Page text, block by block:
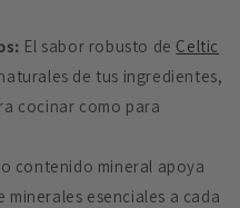
El sabor robusto de Celtic
de tus ingredientes,
cocinar como para
contenido mineral apoya
esenciales a cada